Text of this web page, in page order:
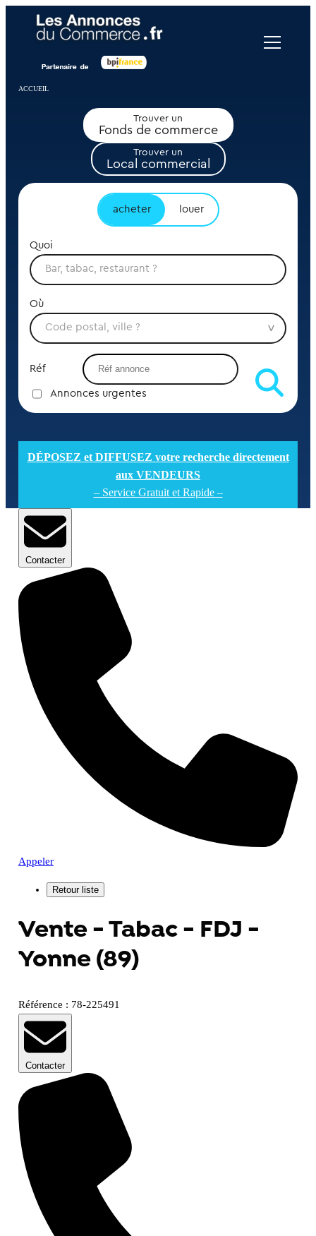
ACCUEIL
Trouver un
Fonds de commerce
Trouver un
Local commercial
acheter louer
Quoi
Où
Réf
Annonces urgentes
DÉPOSEZ et DIFFUSEZ votre recherche directement
aux VENDEURS
– Service Gratuit et Rapide –
Contacter
Appeler
Vente - Tabac - FDJ -
Yonne (89)
Référence : 78-225491
Contacter
Panneau de gestion des cookies